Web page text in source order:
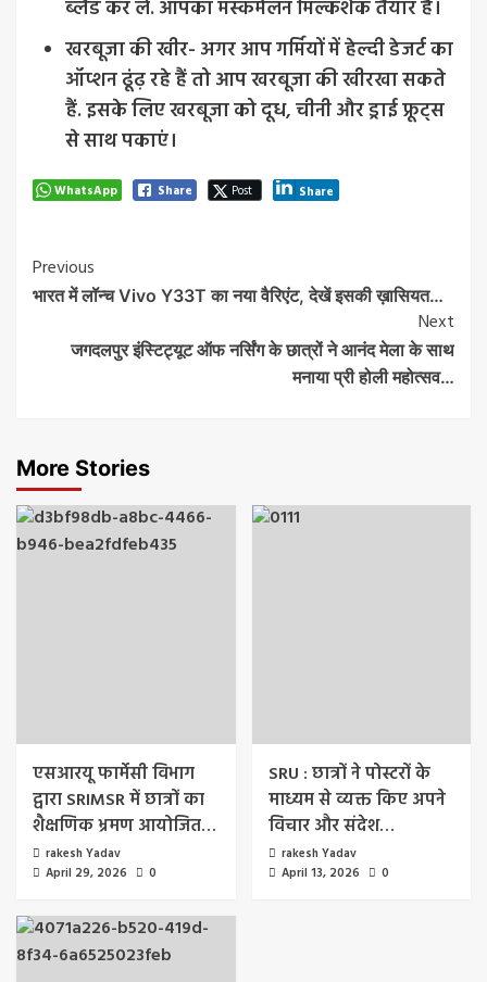
ब्लैंड कर लें. आपका मस्कमेलन मिल्कशेक तैयार है।
खरबूजा की खीर- अगर आप गर्मियों में हेल्दी डेजर्ट का
ऑप्शन ढूंढ़ रहे हैं तो आप खरबूजा की खीरखा सकते
हैं. इसके लिए खरबूजा को दूध, चीनी और ड्राई फ्रूट्स
से साथ पकाएं।
WhatsApp Share Post Share
Post
Navigation
Previous
भारत में लॉन्च Vivo Y33T का नया वैरिएंट, देखें इसकी ख़ासियत…
Next
जगदलपुर इंस्टिट्यूट ऑफ नर्सिंग के छात्रों ने आनंद मेला के साथ
मनाया प्री होली महोत्सव…
More Stories
एसआरयू फार्मेसी विभाग
द्वारा SRIMSR में छात्रों का
शैक्षणिक भ्रमण आयोजित…
rakesh Yadav
April 29, 2026
0
SRU : छात्रों ने पोस्टरों के
माध्यम से व्यक्त किए अपने
विचार और संदेश…
rakesh Yadav
April 13, 2026
0